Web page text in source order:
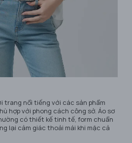
trang nổi tiếng với các sản phẩm
hợp với phong cách công sở. Áo sơ
có thiết kế tinh tế, form chuẩn
lại cảm giác thoải mái khi mặc cả